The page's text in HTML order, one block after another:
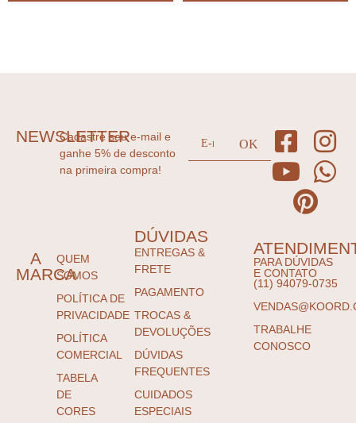
NEWSLETTER
Cadastre seu e-mail e
ganhe 5% de desconto
na primeira compra!
A
MARCA
QUEM
SOMOS
POLÍTICA DE
PRIVACIDADE
POLÍTICA
COMERCIAL
TABELA
DE
CORES
DÚVIDAS
ENTREGAS &
FRETE
PAGAMENTO
TROCAS &
DEVOLUÇÕES
DÚVIDAS
FREQUENTES
CUIDADOS
ESPECIAIS
PARA DÚVIDAS
E CONTATO
(11) 94079-0735
TRABALHE
CONOSCO